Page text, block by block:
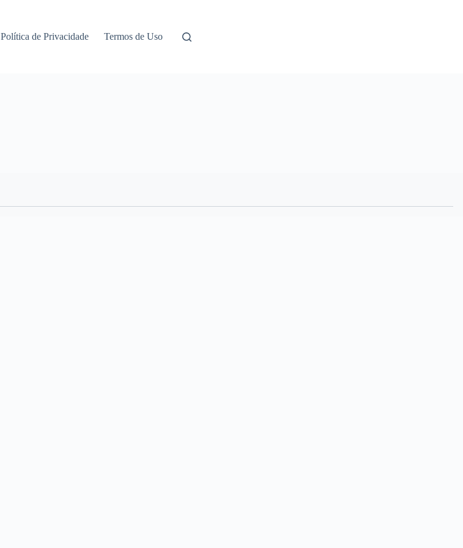
Política de Privacidade Termos de Uso